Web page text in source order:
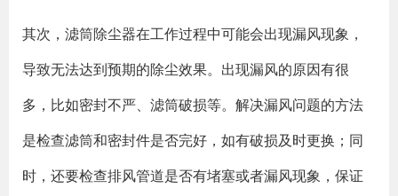
其次，滤筒除尘器在工作过程中可能会出现漏风现象，
导致无法达到预期的除尘效果。出现漏风的原因有很
多，比如密封不严、滤筒破损等。解决漏风问题的方法
是检查滤筒和密封件是否完好，如有破损及时更换；同
时，还要检查排风管道是否有堵塞或者漏风现象，保证